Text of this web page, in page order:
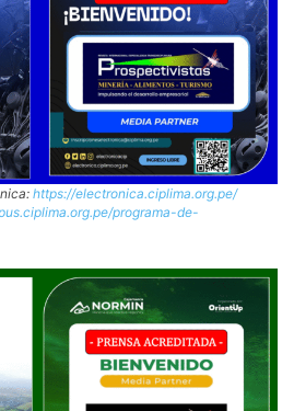
https://electronica.ciplima.org.pe/
programa-de-